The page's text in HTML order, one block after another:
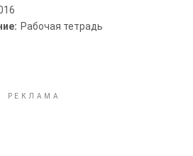
Рабочая тетрадь